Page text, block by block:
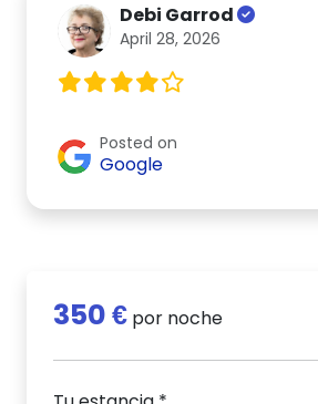
Debi Garrod
April 28, 2026
Posted on
Google
350 € por noche